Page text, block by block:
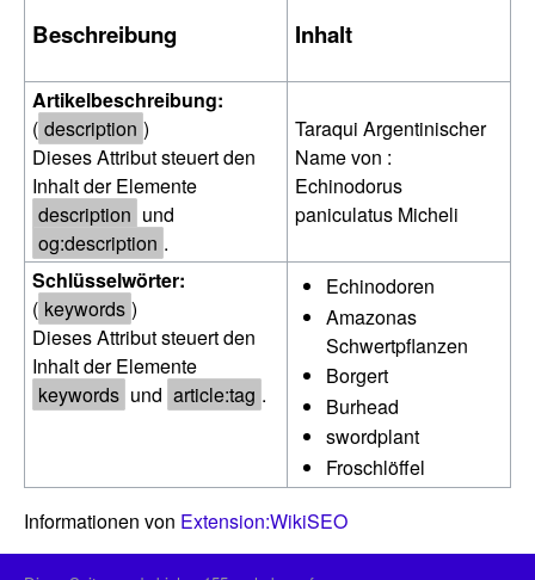
Beschreibung Inhalt
Artikelbeschreibung:
( description )
Dieses Attribut steuert den
Inhalt der Elemente
description und
og:description .
Taraqui Argentinischer
Name von :
Echinodorus
paniculatus Micheli
Schlüsselwörter:
( keywords )
Dieses Attribut steuert den
Inhalt der Elemente
keywords und article:tag .
Echinodoren
Amazonas
Schwertpflanzen
Borgert
Burhead
swordplant
Froschlöffel
Informationen von Extension:WikiSEO